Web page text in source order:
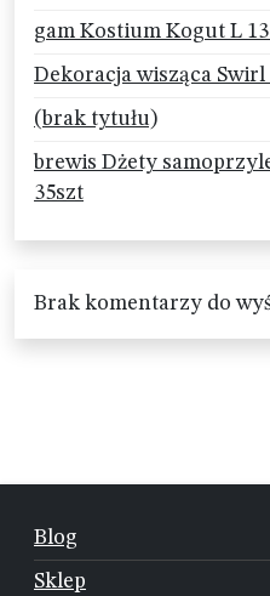
gam Kostium Kogut L
Dekoracja wisząca
(brak tytułu)
brewis Dżety
35szt
Brak komentarzy do
Blog
Sklep